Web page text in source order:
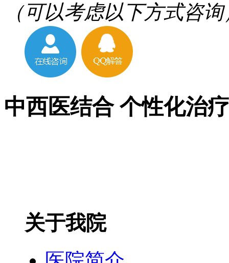
（可以考虑以下方式咨询
中西医结合 个性化治
关于我院